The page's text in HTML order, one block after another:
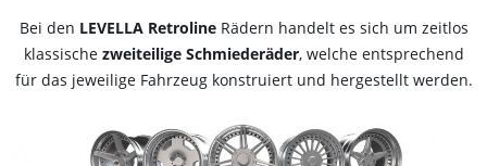
Bei den LEVELLA RetrolineRädern handelt es sich um zeitlos
klassische zweiteilige Schmiederäder, welche entsprechend
für das jeweilige Fahrzeug konstruiert und hergestellt werden.